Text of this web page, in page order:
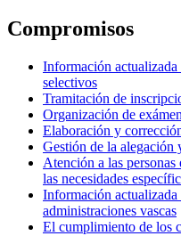
Compromisos
Información actualizada
selectivos
Tramitación de
Organización de
Elaboración y
Gestión de la alegación
Atención a las personas
las necesidades
Información actualizada
administraciones vascas
El cumplimiento de los